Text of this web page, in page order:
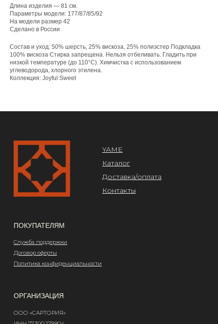
Длина изделия — 81 см.
Параметры модели: 177/87/85/92
На модели размер 42
Сделано в России
Состав и уход: 50% шерсть, 25% вискоза, 25% полиэстер Подкладка
100% вискоза Стирка запрещена. Нельзя отбеливать. Гладить при
низкой температуре (до 110°C). Химчистка с использованием
углеводорода, хлорного этилена.
Коллекция: Joyful Sweet
ПОКУПАТЕЛЯМ
ОРГАНИЗАЦИЯ
ООО «САРТОРИЯ»
ИНН 77 300 279 904
ОГРН 122 770 032 385
Служба поддержки
Договор оферты
Политика конфиденциальности